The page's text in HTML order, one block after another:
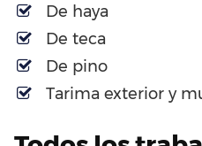
De haya
De teca
De pino
Tarima exterior y